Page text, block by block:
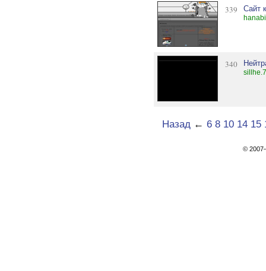
339 Сайт
340
Назад← 6 8 10 14 15
©